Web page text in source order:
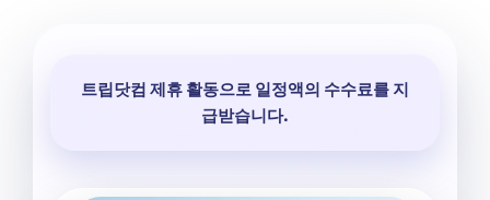
트립닷컴 제휴 활동으로 일정액의 수수료를 지
급받습니다.